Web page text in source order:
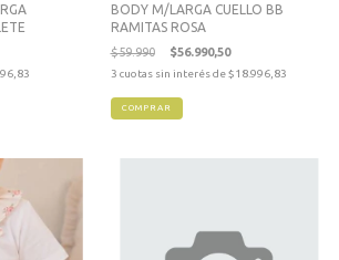
BODY M/LARGA CUELLO BB
RAMITAS ROSA
$59.990 $56.990,50
3 cuotas sin interés de$18.996,83
COMPRAR